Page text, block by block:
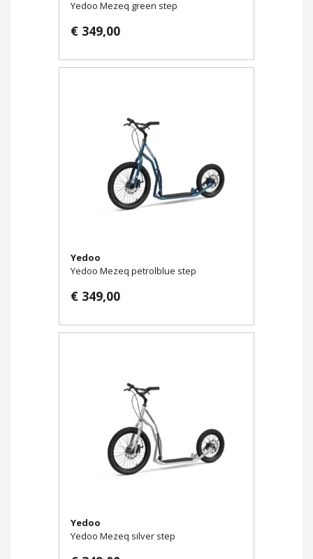
Yedoo Mezeq green step
€ 349,00
Yedoo
Yedoo Mezeq petrolblue step
€ 349,00
Yedoo
Yedoo Mezeq silver step